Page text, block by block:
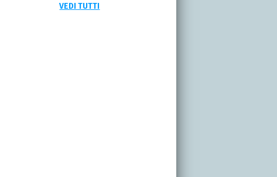
VEDI TUTTI